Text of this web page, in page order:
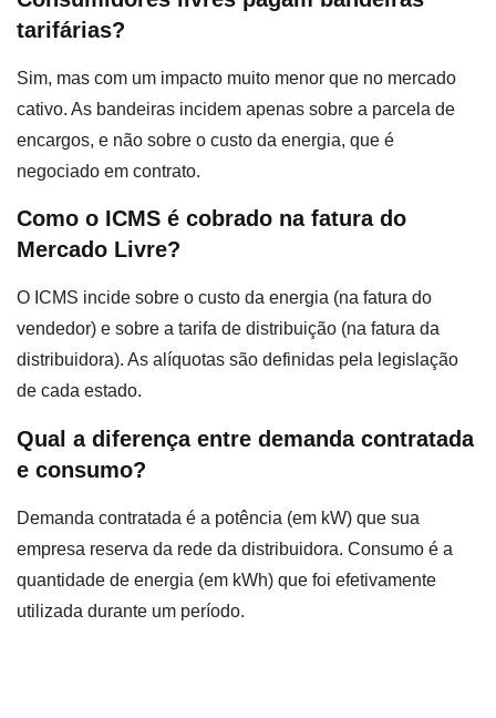
tarifárias?
Sim, mas com um impacto muito menor que no mercado
cativo. As bandeiras incidem apenas sobre a parcela de
encargos, e não sobre o custo da energia, que é
negociado em contrato.
Como o ICMS é cobrado na fatura do
Mercado Livre?
O ICMS incide sobre o custo da energia (na fatura do
vendedor) e sobre a tarifa de distribuição (na fatura da
distribuidora). As alíquotas são definidas pela legislação
de cada estado.
Qual a diferença entre demanda contratada
e consumo?
Demanda contratada é a potência (em kW) que sua
empresa reserva da rede da distribuidora. Consumo é a
quantidade de energia (em kWh) que foi efetivamente
utilizada durante um período.